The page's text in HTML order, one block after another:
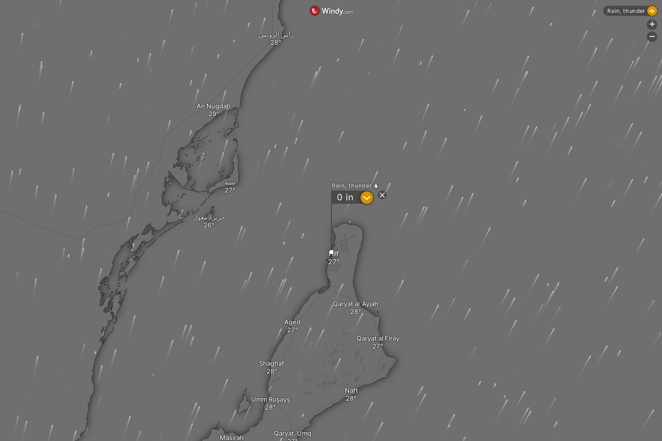
Hilf
شنة
رأس الرويس
Shaghaf
Aged
Naft
Qaryat al Fīrāy
Qaryat al ‘Ayjah
جزيرة معول
An Nugdah
Umm Ruşayş
Qaryat ‘Umq
Masirah
Rain, thunder
0 in ?
Rain, thunder
+
-